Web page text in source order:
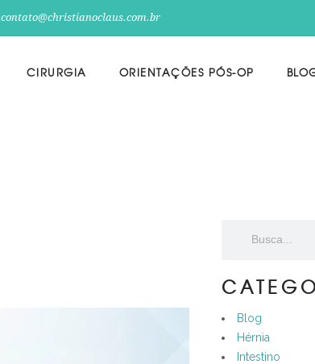
contato@christianoclaus.com.br
CIRURGIA ORIENTAÇÕES PÓS-OP
Blog
Hérnia
Intestino